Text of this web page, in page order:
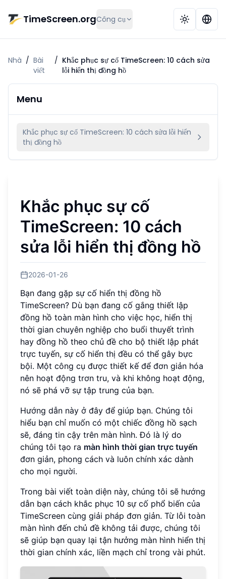
TimeScreen.orgCông cụ
Nhà / Bài
viết
/ Khắc phục sự cố TimeScreen: 10 cách sửa
lỗi hiển thị đồng hồ
Menu
Khắc phục sự cố TimeScreen: 10 cách sửa lỗi hiển
thị đồng hồ
Khắc phục sự cố
TimeScreen: 10 cách
sửa lỗi hiển thị đồng hồ
2026-01-26
Bạn đang gặp sự cố hiển thị đồng hồ
TimeScreen? Dù bạn đang cố gắng thiết lập
đồng hồ toàn màn hình cho việc học, hiển thị
thời gian chuyên nghiệp cho buổi thuyết trình
hay đồng hồ theo chủ đề cho bộ thiết lập phát
trực tuyến, sự cố hiển thị đều có thể gây bực
bội. Một công cụ được thiết kế để đơn giản hóa
nên hoạt động trơn tru, và khi không hoạt động,
nó sẽ phá vỡ sự tập trung của bạn.
Hướng dẫn này ở đây để giúp bạn. Chúng tôi
hiểu bạn chỉ muốn có một chiếc đồng hồ sạch
sẽ, đáng tin cậy trên màn hình. Đó là lý do
chúng tôi tạo ra màn hình thời gian trực tuyến
đơn giản, phong cách và luôn chính xác dành
cho mọi người.
Trong bài viết toàn diện này, chúng tôi sẽ hướng
dẫn bạn cách khắc phục 10 sự cố phổ biến của
TimeScreen cùng giải pháp đơn giản. Từ lỗi toàn
màn hình đến chủ đề không tải được, chúng tôi
sẽ giúp bạn quay lại tận hưởng màn hình hiển thị
thời gian chính xác, liền mạch chỉ trong vài phút.